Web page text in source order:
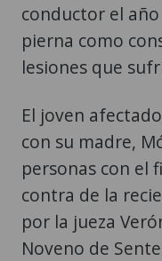
conductor el
pierna como
lesiones que
El joven
con su madre,
personas con el
contra de la
por la jueza
Noveno de